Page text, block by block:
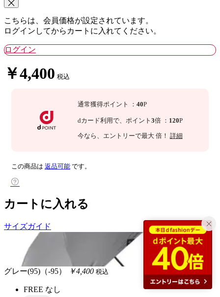
こちらは、会員価格が設定されています。
ログインしてからカートに入れてください。
ログイン
￥4,400 税込
通常獲得ポイント ： 40P
dカード利用で、 ポイント 3倍 ： 120P
今なら 、エントリーで最大 倍！ 詳細
この商品は 返品可能 です。
カートに入れる
サイズガイド
グレー(95)（-95） ￥4,400 税込
FREE なし